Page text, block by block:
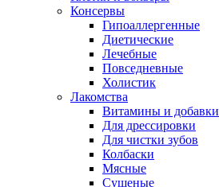
Консервы
Гипоаллергенные
Диетические
Лечебные
Повседневные
Холистик
Лакомства
Витамины и добавки
Для дрессировки
Для чистки зубов
Колбаски
Мясные
Сушеные